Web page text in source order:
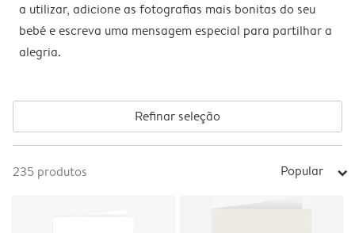
a utilizar, adicione as fotografias mais bonitas do seu
bebé e escreva uma mensagem especial para partilhar a
alegria.
Refinar seleção
235 produtos Popular arrow_right